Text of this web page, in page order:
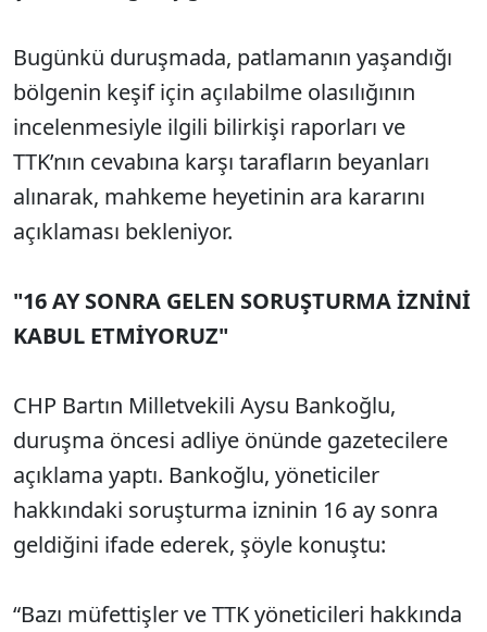
Bugünkü duruşmada, patlamanın yaşandığı
bölgenin keşif için açılabilme olasılığının
incelenmesiyle ilgili bilirkişi raporları ve
TTK’nın cevabına karşı tarafların beyanları
alınarak, mahkeme heyetinin ara kararını
açıklaması bekleniyor.
"16 AY SONRA GELEN SORUŞTURMA İZNİNİ
KABUL ETMİYORUZ"
CHP Bartın Milletvekili Aysu Bankoğlu,
duruşma öncesi adliye önünde gazetecilere
açıklama yaptı. Bankoğlu, yöneticiler
hakkındaki soruşturma izninin 16 ay sonra
geldiğini ifade ederek, şöyle konuştu:
“Bazı müfettişler ve TTK yöneticileri hakkında